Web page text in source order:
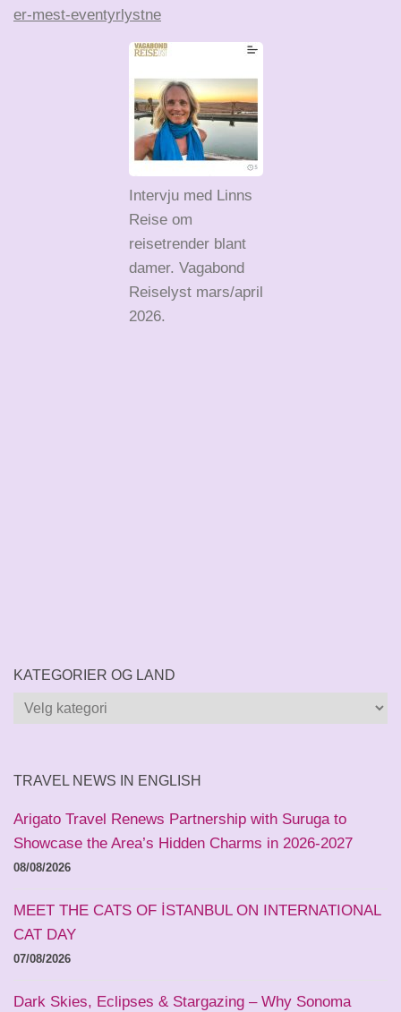
er-mest-eventyrlystne
Intervju med Linns
Reise om
reisetrender blant
damer. Vagabond
Reiselyst mars/april
2026.
KATEGORIER OG LAND
Kategorier
TRAVEL NEWS IN ENGLISH
Arigato Travel Renews Partnership with Suruga to
Showcase the Area’s Hidden Charms in 2026-2027
08/08/2026
MEET THE CATS OF İSTANBUL ON INTERNATIONAL
CAT DAY
07/08/2026
Dark Skies, Eclipses & Stargazing – Why Sonoma